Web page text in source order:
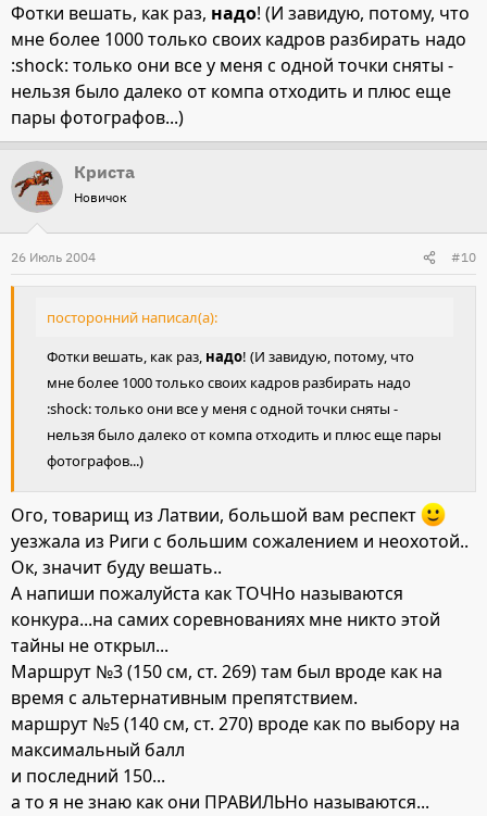
Фотки вешать, как раз, надо! (И завидую, потому, что
мне более 1000 только своих кадров разбирать надо
:shock: только они все у меня с одной точки сняты -
нельзя было далеко от компа отходить и плюс еще
пары фотографов...)
Криста
Новичок
26 Июль 2004 #10
посторонний написал(а):
Фотки вешать, как раз, надо! (И завидую, потому, что
мне более 1000 только своих кадров разбирать надо
:shock: только они все у меня с одной точки сняты -
нельзя было далеко от компа отходить и плюс еще пары
фотографов...)
Ого, товарищ из Латвии, большой вам респект
уезжала из Риги с большим сожалением и неохотой..
Ок, значит буду вешать..
А напиши пожалуйста как ТОЧНо называются
конкура...на самих соревнованиях мне никто этой
тайны не открыл...
Маршрут №3 (150 см, ст. 269) там был вроде как на
время с альтернативным препятствием.
маршрут №5 (140 см, ст. 270) вроде как по выбору на
максимальный балл
и последний 150...
а то я не знаю как они ПРАВИЛЬНо называются...